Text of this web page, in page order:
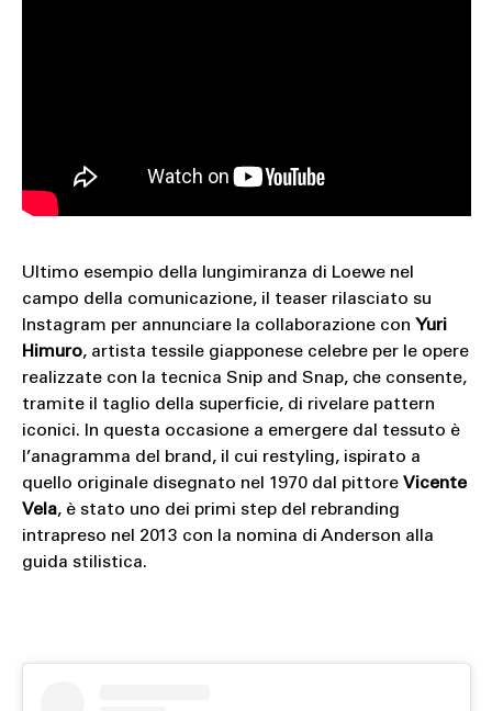
Ultimo esempio della lungimiranza di Loewe nel
campo della comunicazione, il teaser rilasciato su
Instagram per annunciare la collaborazione con Yuri
Himuro, artista tessile giapponese celebre per le opere
realizzate con la tecnica Snip and Snap, che consente,
tramite il taglio della superficie, di rivelare pattern
iconici. In questa occasione a emergere dal tessuto è
l’anagramma del brand, il cui restyling, ispirato a
quello originale disegnato nel 1970 dal pittore Vicente
Vela, è stato uno dei primi step del rebranding
intrapreso nel 2013 con la nomina di Anderson alla
guida stilistica.